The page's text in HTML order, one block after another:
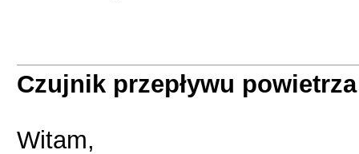
Czujnik przepływu powietrza
Witam,